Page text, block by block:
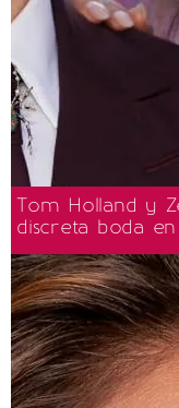
Tom Holland y
discreta boda